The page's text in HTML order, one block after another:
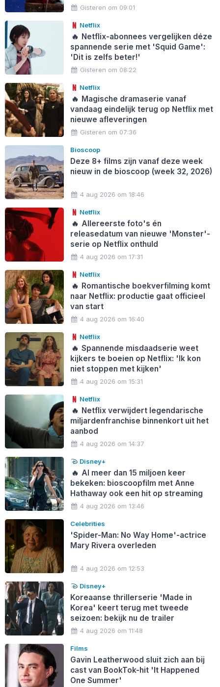
Gisteren om 09:01
Netflix
🔥 Netflix-abonnees vergelijken déze
spannende serie met 'Squid Game':
'Dit is zelfs beter!'
Gisteren om 08:22
Netflix
🔥 Magische dramaserie vanaf
vandaag eindelijk terug op Netflix met
nieuwe afleveringen
Gisteren om 07:36
Bioscoop
Deze 8+ films zijn vanaf deze week
nieuw in de bioscoop (week 32, 2026)
4 aug 2026 om 18:46
Netflix
🔥 Allereerste foto's én
releasedatum van nieuwe 'Monster'-
serie op Netflix onthuld
4 aug 2026 om 17:31
Netflix
🔥 Romantische boekverfilming komt
naar Netflix: productie gaat officieel
van start
4 aug 2026 om 16:40
Netflix
🔥 Spannende misdaadserie weet
kijkers te boeien op Netflix: 'Ik kon
niet stoppen met kijken'
4 aug 2026 om 15:31
Netflix
🔥 Netflix verwijdert legendarische
miljardenfranchise binnenkort uit het
aanbod
4 aug 2026 om 14:37
Disney+
🔥 Al meer dan 15 miljoen keer
bekeken: bioscoopfilm met Anne
Hathaway ook een hit op streaming
4 aug 2026 om 13:46
Celebrities
'Spider-Man: No Way Home'-actrice
Mary Rivera overleden
4 aug 2026 om 12:53
Disney+
Koreaanse thrillerserie 'Made in
Korea' keert terug met tweede
seizoen: bekijk nu de trailer
4 aug 2026 om 11:48
Films
Gavin Leatherwood sluit zich aan bij
cast van BookTok-hit 'It Happened
One Summer'